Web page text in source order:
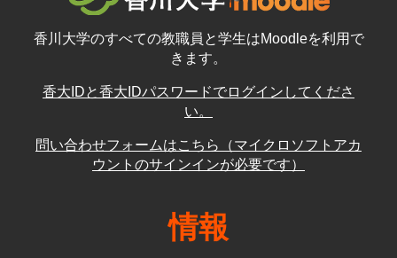
香川大学のすべての教職員と学生はMoodleを利用で
きます。
香大IDと香大IDパスワードでログインしてくださ
い。
問い合わせフォームはこちら（マイクロソフトアカ
ウントのサインインが必要です）
情報